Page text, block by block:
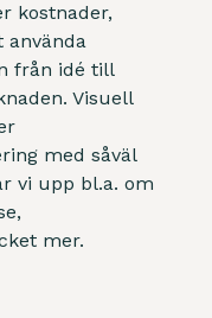
kostnader,
använda
från idé till
Visuell
med såväl
vi upp bl.a. om
mer.